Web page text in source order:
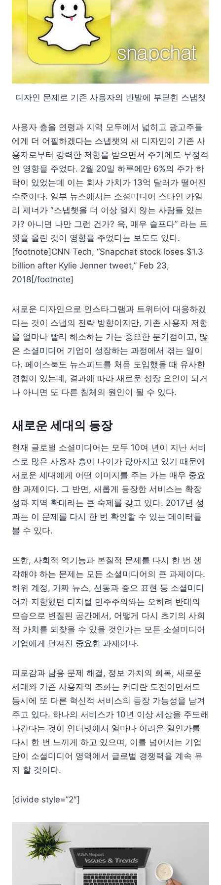
디자인 문제로 기존 사용자의 반발에 부딛힌 스냅챗
사용자 층을 연령과 지역 모두에서 넓히고 광고주들
에게 더 어필하겠다는 스냅챗의 새 디자인이 기존 사
용자로부터 강력한 저항을 받으면서 주가에도 부정적
인 영향을 주었다. 2월 20일 하루에만 6%의 주가 하
락이 있었는데 이는 회사 가치가 13억 달러가 떨어진
수준이다. 일부 뉴스에서는 소셜미디어 스타인 카일
리 제너가 ″스냅챗을 더 이상 열지 않는 사람들 있는
가? 아니면 나만 그런 건가? 윽, 매우 슬프다” 라는 트
윗을 올린 것이 영향을 주었다는 보도도 있다.
[footnote]CNN Tech, “Snapchat stock loses $1.3
billion after Kylie Jenner tweet,” Feb 23,
2018[/footnote]
새로운 디자인으로 인스타그램과 트위터에 대응하겠
다는 것이 스냅의 전략 방향이지만, 기존 사용자 저항
을 얼마나 빨리 해소하는 가는 중요한 분기점이고, 많
은 소셜미디어 기업이 성장하는 과정에서 겪는 일이
다. 페이스북도 뉴스피드를 처음 도입했을 때 유사한
경험이 있는데, 결과에 따라 새로운 성장 요인이 되거
나 아니면 또 다른 침체의 원인이 될 수 있다.
새로운 세대의 등장
현재 글로벌 소셜미디어는 모두 10여 년이 지난 서비
스로 많은 사용자 층이 나이가 많아지고 있기 때문에
새로운 세대에게 어떤 이미지를 주는 가는 매우 중요
한 과제이다. 그 반면, 새롭게 등장한 서비스는 확장
성과 지역 확대라는 큰 숙제를 갖고 있다. 2017년 성
과는 이 문제를 다시 한 번 확인할 수 있는 데이터를
볼 수 있다.
또한, 사회적 역기능과 본질적 문제를 다시 한 번 생
각해야 하는 문제는 모든 소셜미디어의 큰 과제이다.
허위 계정, 가짜 뉴스, 선동과 증오 표현 등 소셜미디
어가 지향했던 디지털 민주주의와는 오히려 반대의
모습으로 변질된 공간에서, 어떻게 다시 초기의 사회
적 가치를 되찾을 수 있을 것인가는 모든 소셜미디어
기업에게 던져진 중요한 과제이다.
피로감과 남용 문제 해결, 정보 가치의 회복, 새로운
세대와 기존 사용자의 조화는 커다란 도전이면서도
동시에 또 다른 혁신적 서비스의 등장 가능성을 남겨
주고 있다. 하나의 서비스가 10년 이상 세상을 주도해
나간다는 것이 인터넷에서 얼마나 어려운 일인가를
다시 한 번 느끼게 하고 있으며, 이를 넘어서는 기업
만이 소셜미디어 영역에서 글로벌 경쟁력을 계속 유
지 할 것이다.
[divide style=”2″]